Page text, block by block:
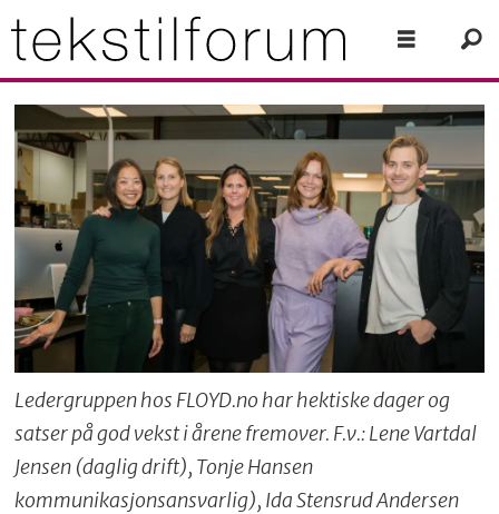
Ledergruppen hos FLOYD.no har hektiske dager og
satser på god vekst i årene fremover. F.v.: Lene Vartdal
Jensen (daglig drift), Tonje Hansen
kommunikasjonsansvarlig), Ida Stensrud Andersen